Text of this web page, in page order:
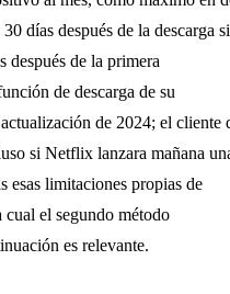
días después de la descarga si
después de la primera
de descarga de su
de 2024; el cliente
si Netflix lanzara mañana
esas limitaciones propias de
el segundo método
es relevante.